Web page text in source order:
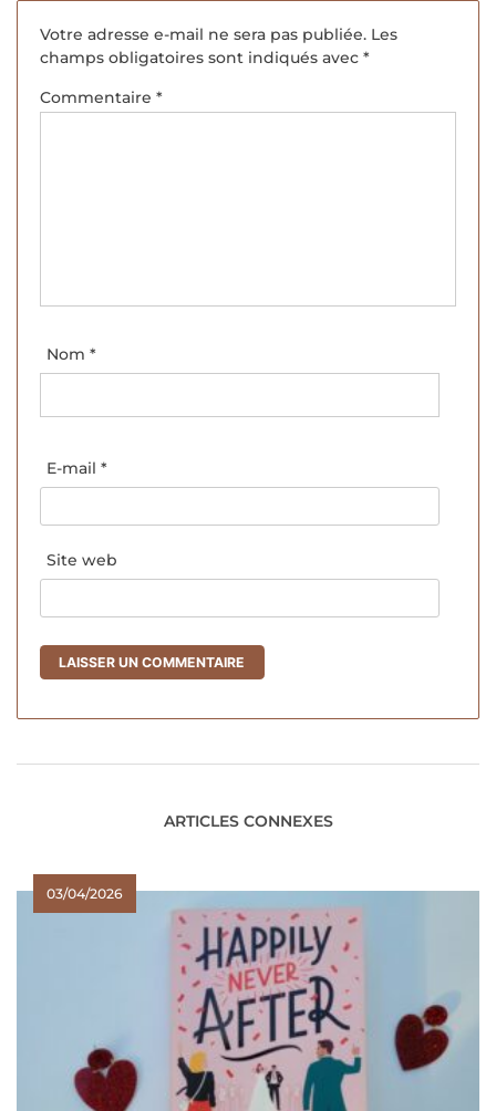
Votre adresse e-mail ne sera pas publiée. Les
champs obligatoires sont indiqués avec *
Commentaire *
Nom *
E-mail *
Site web
ARTICLES CONNEXES
03/04/2026